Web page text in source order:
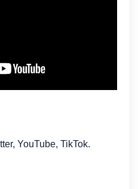
YouTube, TikTok.